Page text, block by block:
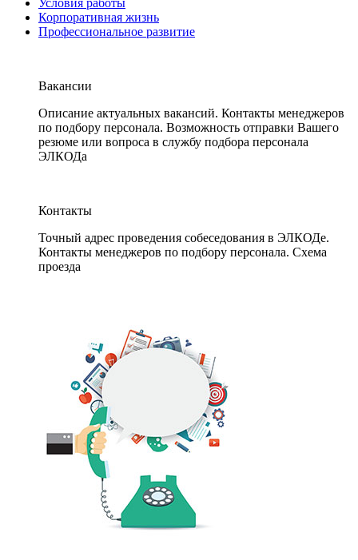
Условия работы
Корпоративная жизнь
Профессиональное развитие
Вакансии
Описание актуальных вакансий. Контакты менеджеров
по подбору персонала. Возможность отправки Вашего
резюме или вопроса в службу подбора персонала
ЭЛКОДа
Контакты
Точный адрес проведения собеседования в ЭЛКОДе.
Контакты менеджеров по подбору персонала. Схема
проезда